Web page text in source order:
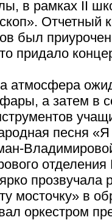
в рамках II
Отчетный
был
придало
атмосфера
а затем в
песня
прозвучала
мосточку» в
оркестром